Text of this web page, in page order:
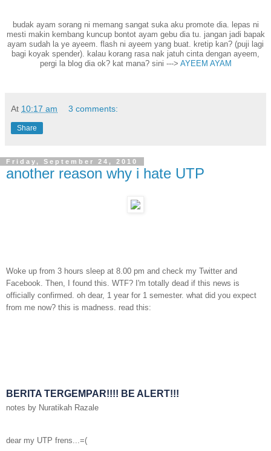
budak ayam sorang ni memang sangat suka aku promote dia. lepas ni
mesti makin kembang kuncup bontot ayam gebu dia tu. jangan jadi bapak
ayam sudah la ye ayeem. flash ni ayeem yang buat. kretip kan? (puji lagi
bagi koyak spender). kalau korang rasa nak jatuh cinta dengan ayeem,
pergi la blog dia ok? kat mana? sini ---> AYEEM AYAM
At 10:17 am 3 comments:
Share
Friday, September 24, 2010
another reason why i hate UTP
Woke up from 3 hours sleep at 8.00 pm and check my Twitter and
Facebook. Then, I found this. WTF? I'm totally dead if this news is
officially confirmed. oh dear, 1 year for 1 semester. what did you expect
from me now? this is madness. read this:
BERITA TERGEMPAR!!!! BE ALERT!!!
notes by Nuratikah Razale
dear my UTP frens...=(